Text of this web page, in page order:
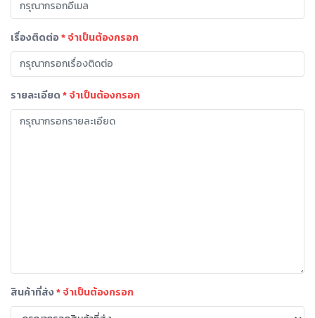
เรื่องติดต่อ* จำเป็นต้องกรอก
รายละเอียด* จำเป็นต้องกรอก
สินค้าที่ส่ง* จำเป็นต้องกรอก